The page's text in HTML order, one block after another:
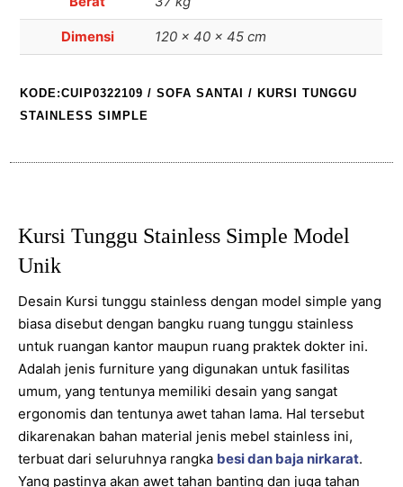
Dimensi 120 × 40 × 45 cm
KODE:CUIP0322109 /SOFA SANTAI / KURSI TUNGGU
STAINLESS SIMPLE
Kursi Tunggu Stainless Simple Model
Unik
Desain Kursi tunggu stainless dengan model simple yang
biasa disebut dengan bangku ruang tunggu stainless
untuk ruangan kantor maupun ruang praktek dokter ini.
Adalah jenis furniture yang digunakan untuk fasilitas
umum, yang tentunya memiliki desain yang sangat
ergonomis dan tentunya awet tahan lama. Hal tersebut
dikarenakan bahan material jenis mebel stainless ini,
terbuat dari seluruhnya rangka besi dan baja nirkarat.
Yang pastinya akan awet tahan banting dan juga tahan